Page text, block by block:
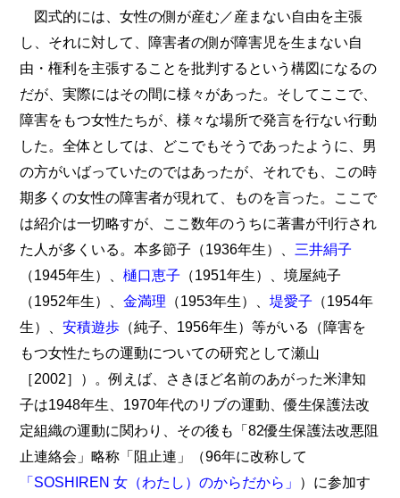
図式的には、女性の側が産む／産まない自由を主張
し、それに対して、障害者の側が障害児を生まない自
由・権利を主張することを批判するという構図になるの
だが、実際にはその間に様々があった。そしてここで、
障害をもつ女性たちが、様々な場所で発言を行ない行動
した。全体としては、どこでもそうであったように、男
の方がいばっていたのではあったが、それでも、この時
期多くの女性の障害者が現れて、ものを言った。ここで
は紹介は一切略すが、ここ数年のうちに著書が刊行され
た人が多くいる。本多節子（1936年生）、 三井絹子
（1945年生）、樋口恵子 （1951年生）、境屋純子
（1952年生）、金満理 （1953年生）、堤愛子 （1954年
生）、安積遊歩 （純子、1956年生）等がいる（障害を
もつ女性たちの運動についての研究として瀬山
［2002］）。例えば、さきほど名前のあがった米津知
子は1948年生、1970年代のリブの運動、優生保護法改
定組織の運動に関わり、その後も「82優生保護法改悪阻
止連絡会」略称「阻止連」（96年に改称して
「SOSHIREN 女（わたし）のからだから」 ）に参加す